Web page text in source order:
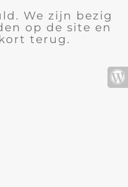
We zijn bezig
op de site en
terug.